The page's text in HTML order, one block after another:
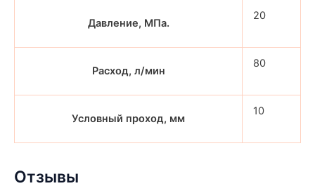
Давление, МПа.
20
Расход, л/мин
80
Условный проход, мм
10
Отзывы